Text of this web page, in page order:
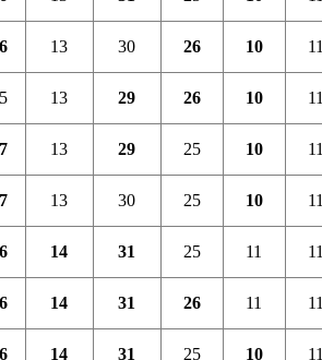
13 30 26 10
13 29 26 10
13 29 25 10
13 30 25 10
14 31 25 11
14 31 26 11
14 31 25 10